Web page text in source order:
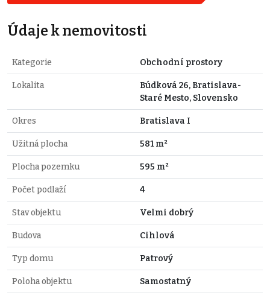
Údaje k nemovitosti
Kategorie Obchodní prostory
Lokalita
Búdková 26, Bratislava-
Staré Mesto, Slovensko
Okres Bratislava I
Užitná plocha 581 m²
Plocha pozemku 595 m²
Počet podlaží 4
Stav objektu Velmi dobrý
Budova Cihlová
Typ domu Patrový
Poloha objektu Samostatný